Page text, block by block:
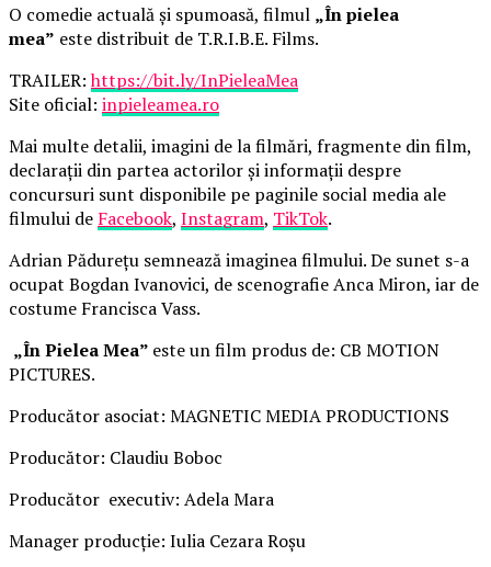
O comedie actuală și spumoasă, filmul „În pielea
mea” este distribuit de T.R.I.B.E. Films.
TRAILER:https://bit.ly/InPieleaMea
Site oficial: inpieleamea.ro
Mai multe detalii, imagini de la filmări, fragmente din film,
declarații din partea actorilor și informații despre
concursuri sunt disponibile pe paginile social media ale
filmului de Facebook, Instagram, TikTok.
Adrian Pădurețu semnează imaginea filmului. De sunet s-a
ocupat Bogdan Ivanovici, de scenografie Anca Miron, iar de
costume Francisca Vass.
„În Pielea Mea” este un film produs de: CB MOTION
PICTURES.
Producător asociat: MAGNETIC MEDIA PRODUCTIONS
Producător: Claudiu Boboc
Producător executiv: Adela Mara
Manager producție: Iulia Cezara Roșu